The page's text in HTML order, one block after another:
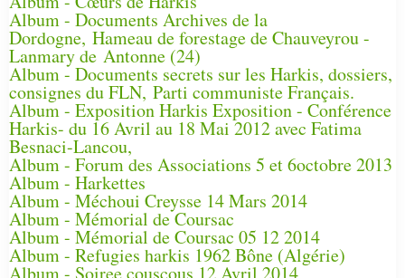
Album - Documents Archives de la
Dordogne, Hameau de forestage de Chauveyrou -
Lanmary de Antonne (24)
Album - Documents secrets sur les Harkis, dossiers,
consignes du FLN, Parti communiste Français.
Album - Exposition Harkis Exposition - Conférence
Harkis- du 16 Avril au 18 Mai 2012 avec Fatima
Besnaci-Lancou,
Album - Forum des Associations 5 et 6octobre 2013
Album - Harkettes
Album - Méchoui Creysse 14 Mars 2014
Album - Mémorial de Coursac
Album - Mémorial de Coursac 05 12 2014
Album - Refugies harkis 1962 Bône (Algérie)